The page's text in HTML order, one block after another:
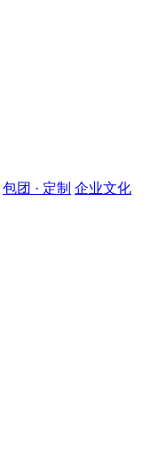
包团 · 定制 企业文化